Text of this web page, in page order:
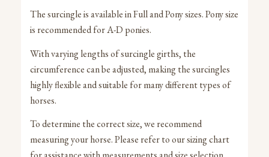
The surcingle is available in Full and Pony sizes. Pony size
is recommended for A-D ponies.
With varying lengths of surcingle girths, the
circumference can be adjusted, making the surcingles
highly flexible and suitable for many different types of
horses.
To determine the correct size, we recommend
measuring your horse. Please refer to our sizing chart